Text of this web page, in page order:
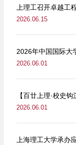
上理工召开卓越工
2026.06.15
2026.06.01
2026.06.01
上海理工大学承办